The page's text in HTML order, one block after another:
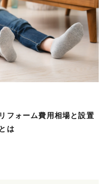
フォーム費用相場と設置
は